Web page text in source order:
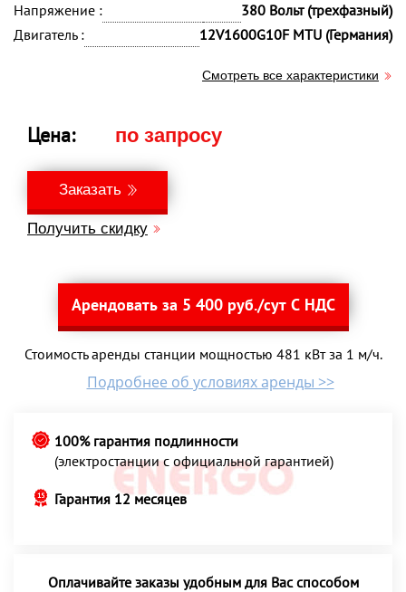
Напряжение :
380 Вольт (трехфазный)
Двигатель :
12V1600G10F MTU (Германия)
Смотреть все характеристики
Цена: по запросу
Заказать
Получить скидку
Арендовать за 5 400 руб./сут С НДС
Стоимость аренды станции мощностью 481 кВт за 1 м/ч.
Подробнее об условиях аренды >>
100% гарантия подлинности
(электростанции с официальной гарантией)
Гарантия 12 месяцев
Оплачивайте заказы удобным для Вас способом